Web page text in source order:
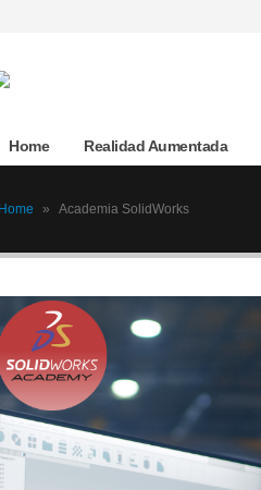
Home Realidad Aumentada
Home » Academia SolidWorks